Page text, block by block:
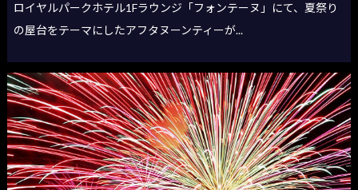
ロイヤルパークホテル1Fラウンジ「フォンテーヌ」にて、夏祭り
の屋台をテーマにしたアフタヌーンティーが...